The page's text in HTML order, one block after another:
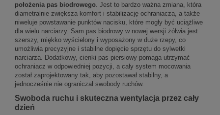
położenia pas biodrowego . Jest to bardzo ważna zmiana, która
diametralnie zwiększa komfort i stabilizację ochraniacza, a także
niweluje powstawanie punktów nacisku, które mogły być uciążliwe
dla wielu narciarzy. Sam pas biodrowy w nowej wersji żółwia jest
szerszy, miękko wyścielony i wyposażony w duże rzepy, co
umożliwia precyzyjne i stabilne dopięcie sprzętu do sylwetki
narciarza. Dodatkowy, cienki pas piersiowy pomaga utrzymać
ochraniacz w odpowiedniej pozycji, a cały system mocowania
został zaprojektowany tak, aby pozostawał stabilny, a
jednocześnie nie ograniczał swobody ruchów.
Swoboda ruchu i skuteczna wentylacja przez cały
dzień